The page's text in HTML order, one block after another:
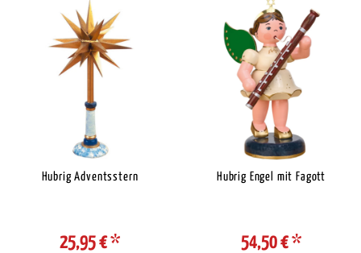
Hubrig Adventsstern
25,95 €*
Hubrig Engel mit Fagott
54,50 €*